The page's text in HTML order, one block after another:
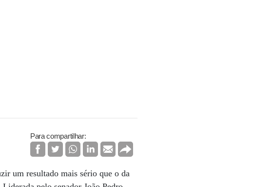
Para compartilhar:
um resultado mais sério que o da